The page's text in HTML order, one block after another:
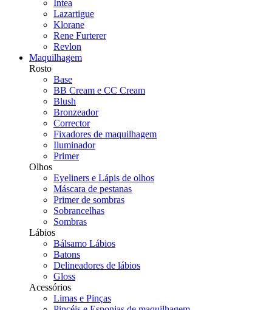
Intea
Lazartigue
Klorane
Rene Furterer
Revlon
Maquilhagem
Rosto
Base
BB Cream e CC Cream
Blush
Bronzeador
Corrector
Fixadores de maquilhagem
Iluminador
Primer
Olhos
Eyeliners e Lápis de olhos
Máscara de pestanas
Primer de sombras
Sobrancelhas
Sombras
Lábios
Bálsamo Lábios
Batons
Delineadores de lábios
Gloss
Acessórios
Limas e Pinças